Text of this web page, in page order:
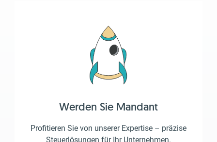
Werden Sie Mandant
Profitieren Sie von unserer Expertise – präzise
Steuerlösungen für Ihr Unternehmen.